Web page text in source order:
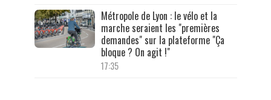
Métropole de Lyon : le vélo et la
marche seraient les "premières
demandes" sur la plateforme "Ça
bloque ? On agit !"
17:35